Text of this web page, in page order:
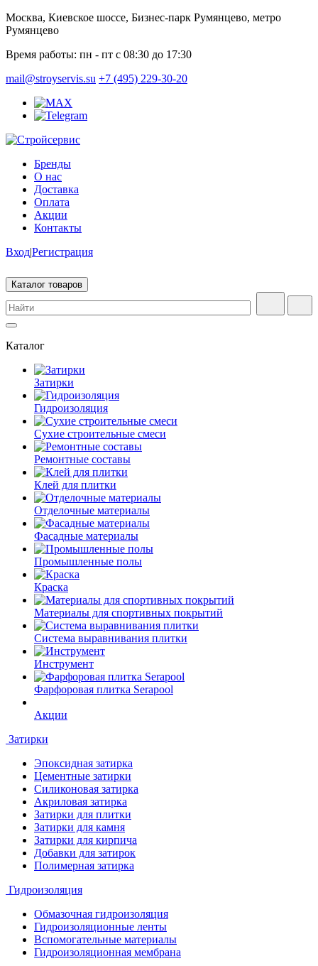
Москва, Киевское шоссе, Бизнес-парк Румянцево, метро
Румянцево
Время работы: пн - пт с 08:30 до 17:30
mail@stroyservis.su +7 (495) 229-30-20
Бренды
О нас
Доставка
Оплата
Акции
Контакты
Вход|Регистрация
Каталог товаров
Каталог
Затирки
Гидроизоляция
Сухие строительные смеси
Ремонтные составы
Клей для плитки
Отделочные материалы
Фасадные материалы
Промышленные полы
Краска
Материалы для спортивных покрытий
Система выравнивания плитки
Инструмент
Фарфоровая плитка Serapool
Акции
Затирки
Эпоксидная затирка
Цементные затирки
Силиконовая затирка
Акриловая затирка
Затирки для плитки
Затирки для камня
Затирки для кирпича
Добавки для затирок
Полимерная затирка
Гидроизоляция
Обмазочная гидроизоляция
Гидроизоляционные ленты
Вспомогательные материалы
Гидроизоляционная мембрана